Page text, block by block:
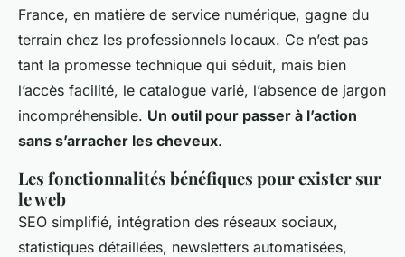
France, en matière de service numérique, gagne du
terrain chez les professionnels locaux. Ce n’est pas
tant la promesse technique qui séduit, mais bien
l’accès facilité, le catalogue varié, l’absence de jargon
incompréhensible. Un outil pour passer à l’action
sans s’arracher les cheveux.
Les fonctionnalités bénéfiques pour exister sur
le web
SEO simplifié, intégration des réseaux sociaux,
statistiques détaillées, newsletters automatisées,